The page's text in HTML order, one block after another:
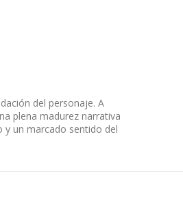
del personaje. A
plena madurez narrativa
y un marcado sentido del